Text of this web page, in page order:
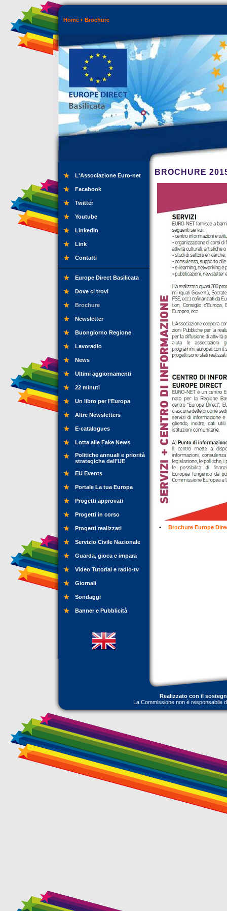
Home Brochure
L'Associazione Euro-net
Facebook
Twitter
Youtube
LinkedIn
Link
Contatti
Europe Direct Basilicata
Dove ci trovi
Brochure
Newsletter
Buongiorno Regione
Lavoradio
News
Ultimi aggiornamenti
22 minuti
Un libro per l'Europa
Altre Newsletters
E-catalogues
Lotta alle Fake News
Politiche annuali e priorità
strategiche dell’UE
EU Events
Portale La tua Europa
Progetti approvati
Progetti in corso
Progetti realizzati
Servizio Civile Nazionale
Guarda, gioca e impara
Video Tutorial e radio-tv
Giornali
Sondaggi
Banner e Pubblicità
BROCHURE
• Brochure Europe
Realizzato con il
La Commissione non è responsabile